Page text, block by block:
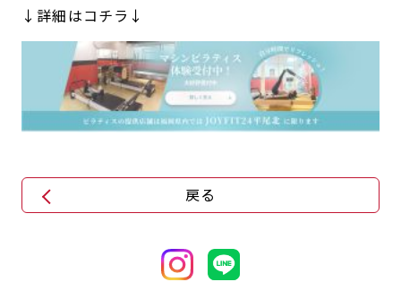
見学・体験
よくあるご質問
店舗へのお問い合わせ
↓詳細はコチラ↓
戻る